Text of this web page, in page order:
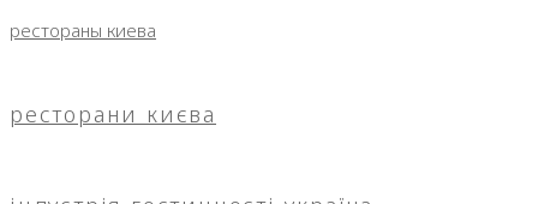
рестораны киева
ресторани києва